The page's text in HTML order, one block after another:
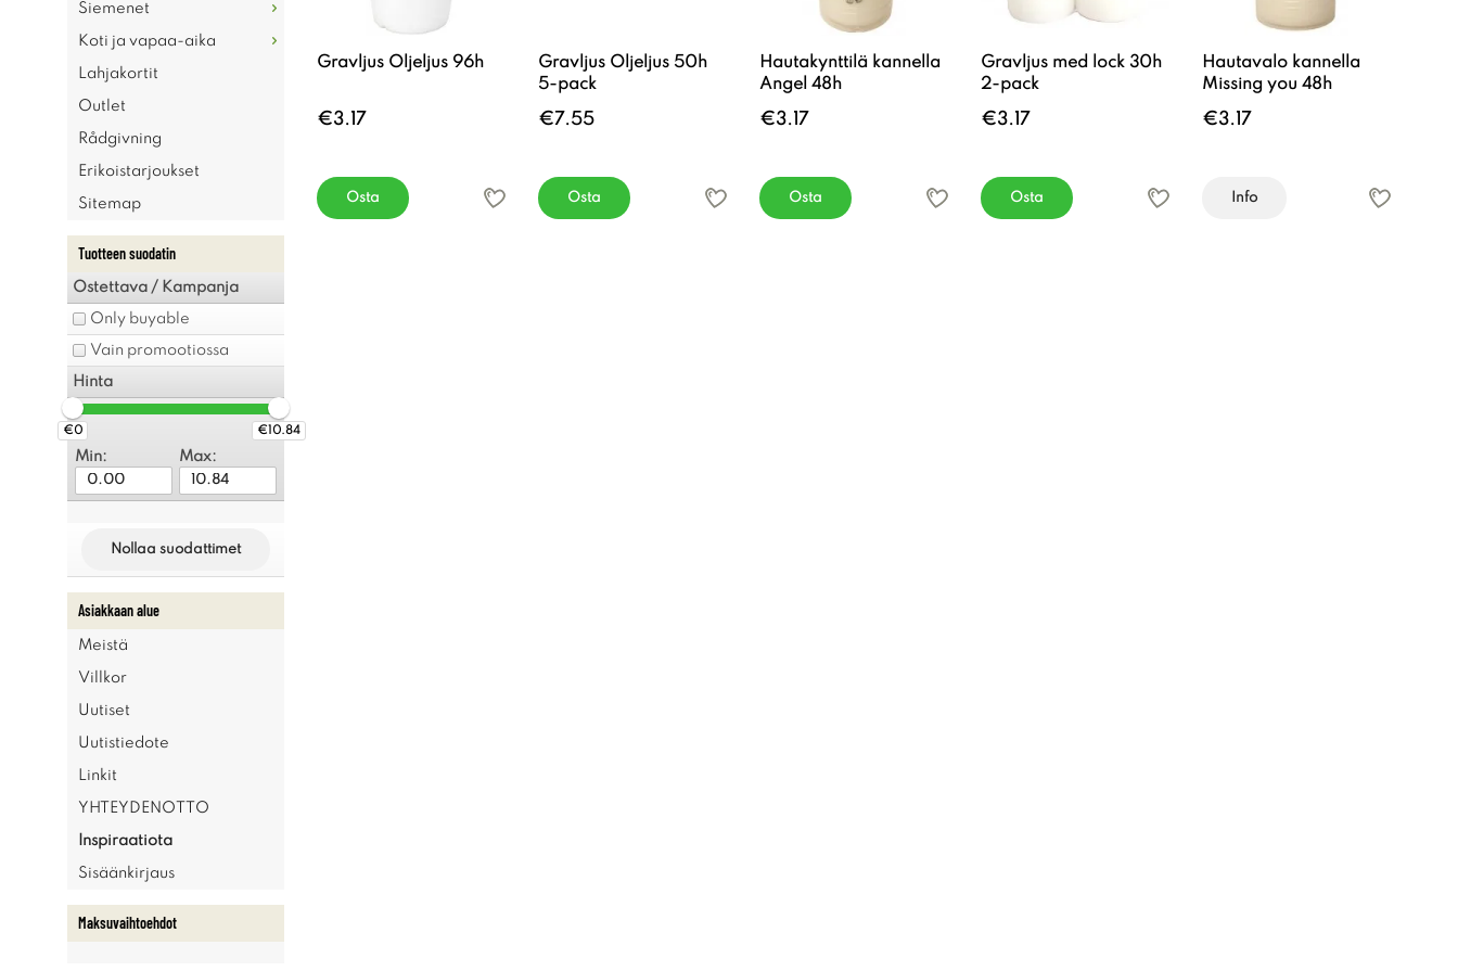
Siemenet
Koti ja vapaa-aika
Lahjakortit
Outlet
Rådgivning
Erikoistarjoukset
Sitemap
Tuotteen suodatin
Ostettava / Kampanja
Only buyable
Vain promootiossa
Hinta
€0 €10.84
Min: Max:
Nollaa suodattimet
Asiakkaan alue
Meistä
Villkor
Uutiset
Uutistiedote
Linkit
YHTEYDENOTTO
Inspiraatiota
Sisäänkirjaus
Maksuvaihtoehdot
Gravljus Oljeljus 96h
€3.17
Osta
Gravljus Oljeljus 50h
5-pack
€7.55
Osta
Hautakynttilä kannella
Angel 48h
€3.17
Osta
Gravljus med lock 30h
2-pack
€3.17
Osta
Hautavalo kannella
Missing you 48h
€3.17
Info